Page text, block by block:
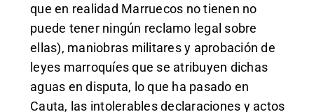
que en realidad Marruecos no tienen no
puede tener ningún reclamo legal sobre
ellas), maniobras militares y aprobación de
leyes marroquíes que se atribuyen dichas
aguas en disputa, lo que ha pasado en
Cauta, las intolerables declaraciones y actos